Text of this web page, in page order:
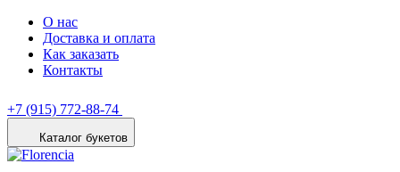
О нас
Доставка и оплата
Как заказать
Контакты
+7 (915) 772-88-74
Каталог букетов